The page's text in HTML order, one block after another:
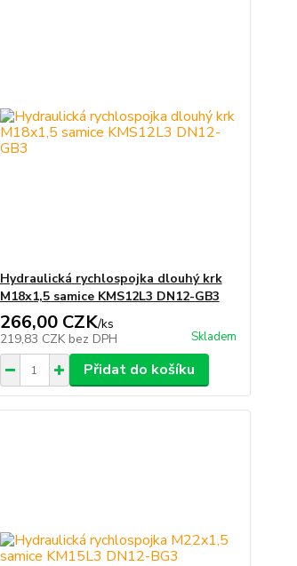
Hydraulická rychlospojka dlouhý krk
M18x1,5 samice KMS12L3 DN12-GB3
266,00 CZK/ks
219,83 CZK bez DPH Skladem
Přidat do košíku